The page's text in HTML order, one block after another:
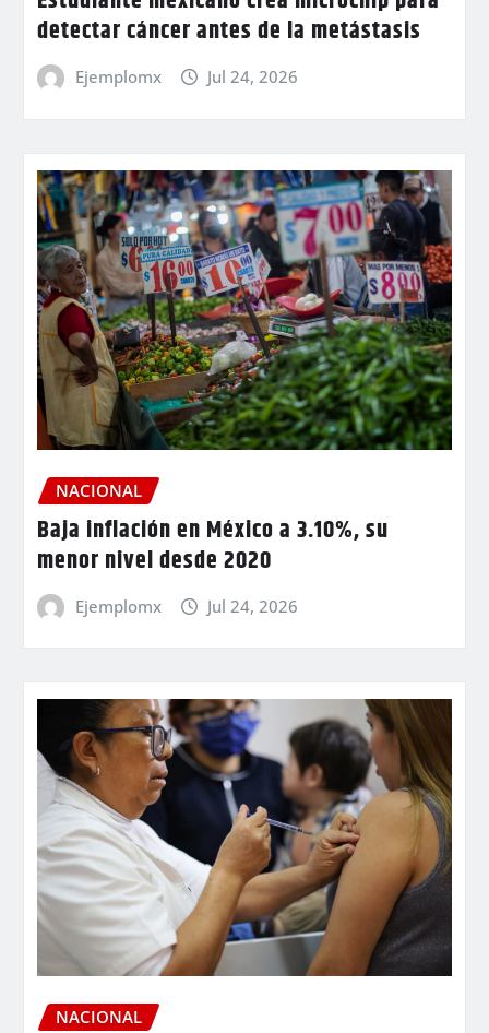
detectar cáncer antes de la metástasis
Ejemplomx Jul 24, 2026
NACIONAL
Baja inflación en México a 3.10%, su
menor nivel desde 2020
Ejemplomx Jul 24, 2026
NACIONAL